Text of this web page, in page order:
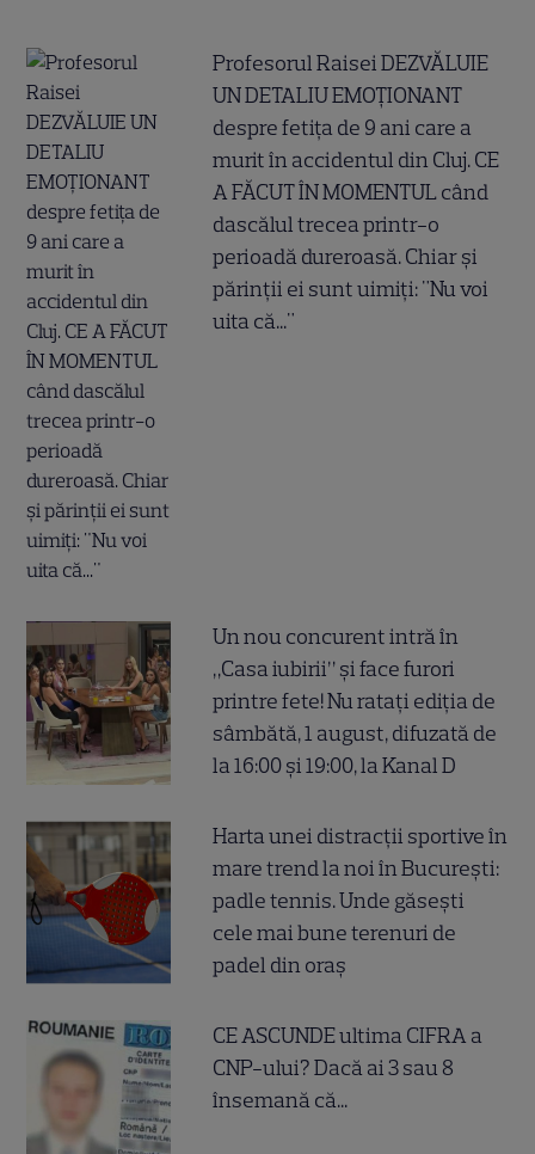
Profesorul Raisei DEZVĂLUIE
UN DETALIU EMOȚIONANT
despre fetița de 9 ani care a
murit în accidentul din Cluj. CE
A FĂCUT ÎN MOMENTUL când
dascălul trecea printr-o
perioadă dureroasă. Chiar și
părinții ei sunt uimiți: "Nu voi
uita că..."
Un nou concurent intră în
„Casa iubirii” și face furori
printre fete! Nu ratați ediția de
sâmbătă, 1 august, difuzată de
la 16:00 și 19:00, la Kanal D
Harta unei distracții sportive în
mare trend la noi în București:
padle tennis. Unde găsești
cele mai bune terenuri de
padel din oraș
CE ASCUNDE ultima CIFRA a
CNP-ului? Dacă ai 3 sau 8
însemană că...